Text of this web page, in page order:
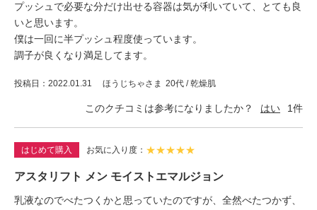
プッシュで必要な分だけ出せる容器は気が利いていて、とても良
いと思います。
僕は一回に半プッシュ程度使っています。
調子が良くなり満足してます。
投稿日 2022.01.31 ほうじちゃさま 20代 / 乾燥肌
このクチコミは参考になりましたか？ はい 1件
はじめて購入 お気に入り度 ★★★★★
アスタリフト メン モイストエマルジョン
乳液なのでべたつくかと思っていたのですが、全然べたつかず、